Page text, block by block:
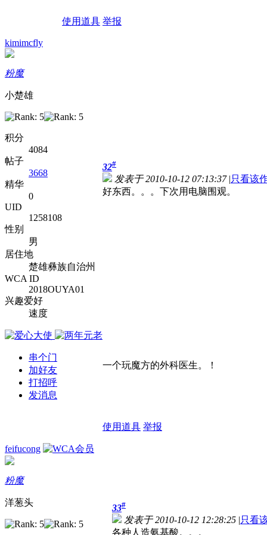
使用道具 举报
kimimcfly
粉魔
小楚雄
积分
4084
帖子
3668
精华
0
UID
1258108
性别
男
居住地
楚雄彝族自治州
WCA ID
2018OUYA01
兴趣爱好
速度
串个门
加好友
打招呼
发消息
32#
发表于 2010-10-12 07:13:37 |只看该
好东西。。。下次用电脑围观。
一个玩魔方的外科医生。！
使用道具 举报
feifucong
粉魔
洋葱头
33#
发表于 2010-10-12 12:28:25 |只看
各种人造氨基酸。。。